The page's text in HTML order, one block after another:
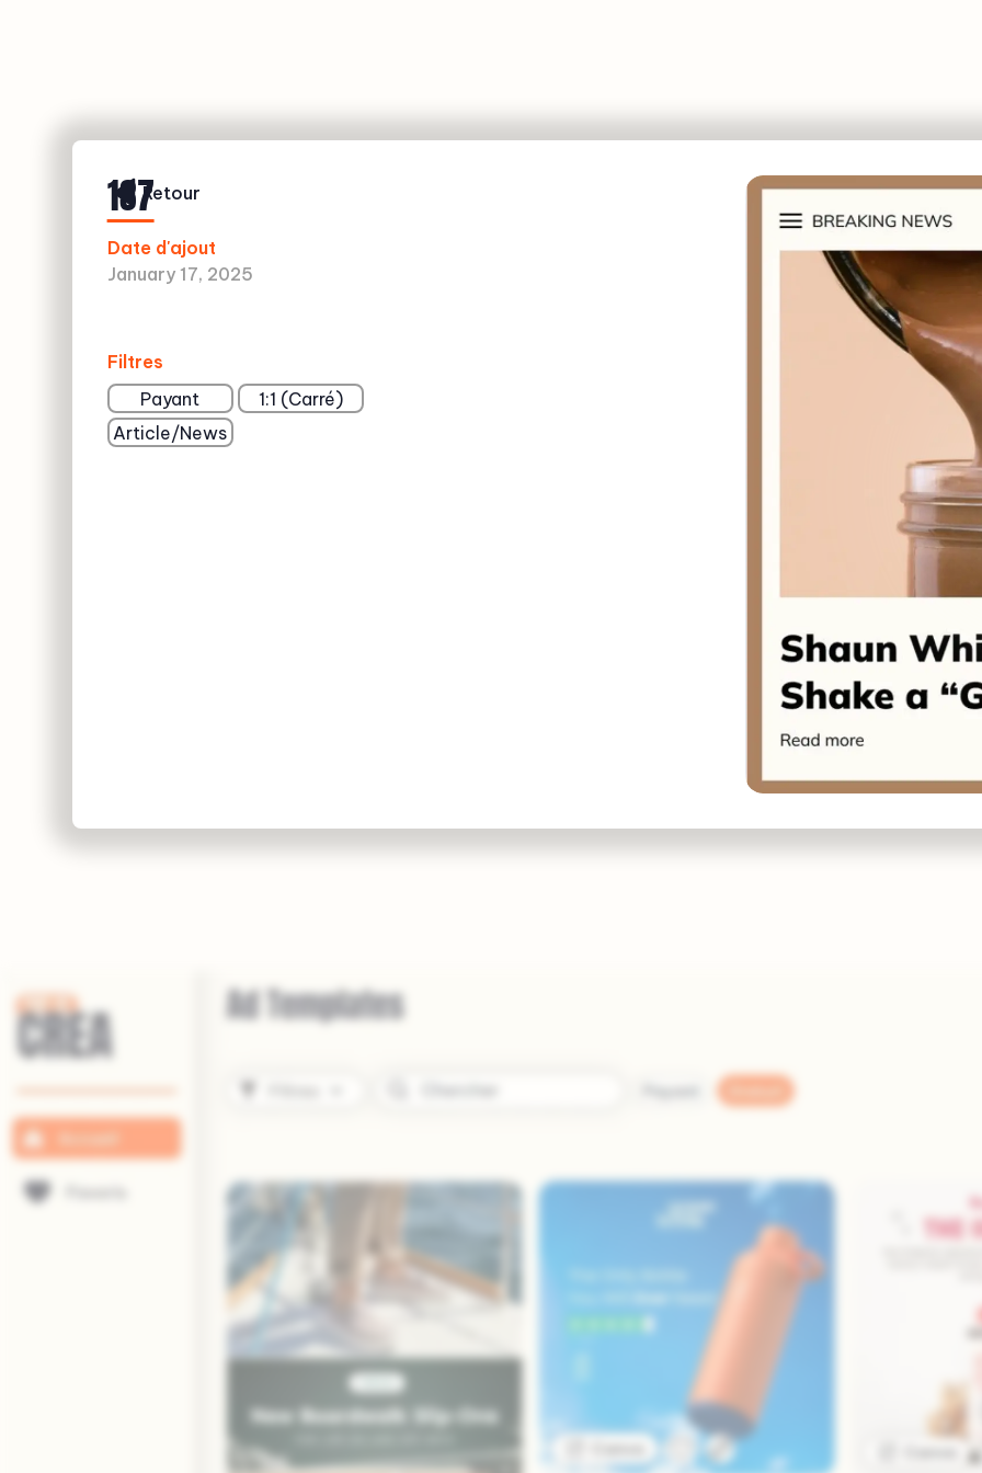
137
Date d'ajout
January 17, 2025
Filtres
Payant
1:1 (Carré)
Article/News
Retour